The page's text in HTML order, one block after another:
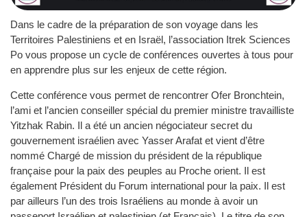
Dans le cadre de la préparation de son voyage dans les
Territoires Palestiniens et en Israël, l’association Itrek Sciences
Po vous propose un cycle de conférences ouvertes à tous pour
en apprendre plus sur les enjeux de cette région.
Cette conférence vous permet de rencontrer Ofer Bronchtein,
l’ami et l’ancien conseiller spécial du premier ministre travailliste
Yitzhak Rabin. Il a été un ancien négociateur secret du
gouvernement israélien avec Yasser Arafat et vient d’être
nommé Chargé de mission du président de la république
française pour la paix des peuples au Proche orient. Il est
également Président du Forum international pour la paix. Il est
par ailleurs l’un des trois Israéliens au monde à avoir un